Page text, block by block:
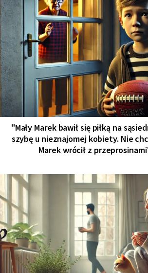
"Mały Marek bawił się piłką na
szybę u nieznajomej kobiety. Nie
Marek wrócił z